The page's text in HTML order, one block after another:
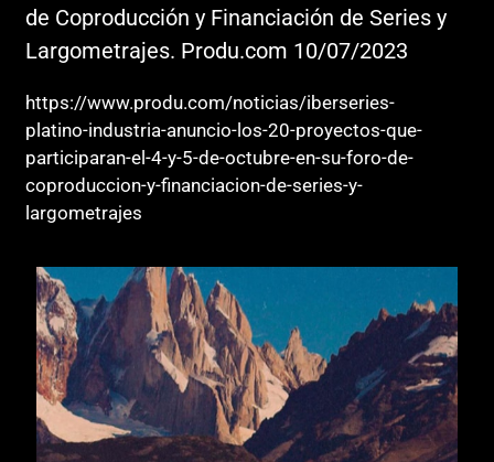
de Coproducción y Financiación de Series y
Largometrajes. Produ.com 10/07/2023
https://www.produ.com/noticias/iberseries-
platino-industria-anuncio-los-20-proyectos-que-
participaran-el-4-y-5-de-octubre-en-su-foro-de-
coproduccion-y-financiacion-de-series-y-
largometrajes